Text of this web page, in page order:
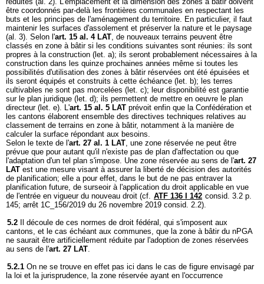
être coordonnés par-delà les frontières communales en respectant les
buts et les principes de l'aménagement du territoire. En particulier, il faut
maintenir les surfaces d'assolement et préserver la nature et le paysage
(al. 3). Selon l'art. 15 al. 4 LAT, de nouveaux terrains peuvent être
classés en zone à bâtir si les conditions suivantes sont réunies: ils sont
propres à la construction (let. a); ils seront probablement nécessaires à la
construction dans les quinze prochaines années même si toutes les
possibilités d'utilisation des zones à bâtir réservées ont été épuisées et
ils seront équipés et construits à cette échéance (let. b); les terres
cultivables ne sont pas morcelées (let. c); leur disponibilité est garantie
sur le plan juridique (let. d); ils permettent de mettre en oeuvre le plan
directeur (let. e). L'art. 15 al. 5 LAT prévoit enfin que la Confédération et
les cantons élaborent ensemble des directives techniques relatives au
classement de terrains en zone à bâtir, notamment à la manière de
calculer la surface répondant aux besoins.
Selon le texte de l'art. 27 al. 1 LAT, une zone réservée ne peut être
prévue que pour autant qu'il n'existe pas de plan d'affectation ou que
l'adaptation d'un tel plan s'impose. Une zone réservée au sens de l'art. 27
LAT est une mesure visant à assurer la liberté de décision des autorités
de planification; elle a pour effet, dans le but de ne pas entraver la
planification future, de surseoir à l'application du droit applicable en vue
de l'entrée en vigueur du nouveau droit (cf. ATF 136 I 142 consid. 3.2 p.
145; arrêt 1C_156/2019 du 26 novembre 2019 consid. 2.2).
5.2
Il découle de ces normes de droit fédéral, qui s'imposent aux
cantons, et le cas échéant aux communes, que la zone à bâtir du nPGA
ne saurait être artificiellement réduite par l'adoption de zones réservées
au sens de l'art. 27 LAT.
5.2.1 On ne se trouve en effet pas ici dans le cas de figure envisagé par
la loi et la jurisprudence, la zone réservée ayant en l'occurrence